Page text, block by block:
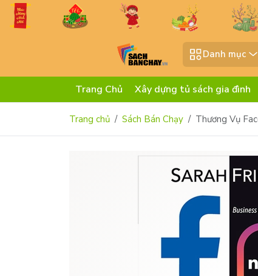
Danh mục
Trang Chủ Xây dựng tủ sách gia đình
Trang chủ Sách Bán Chạy Thương Vụ